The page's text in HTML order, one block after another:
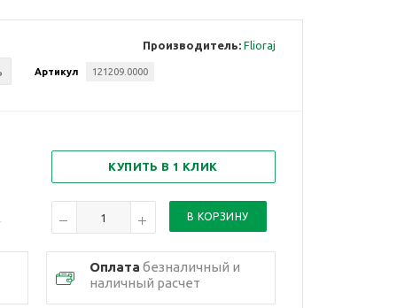
Производитель: Flioraj
Артикул 121209.0000
КУПИТЬ В 1 КЛИК
Оплата безналичный и
наличный расчет